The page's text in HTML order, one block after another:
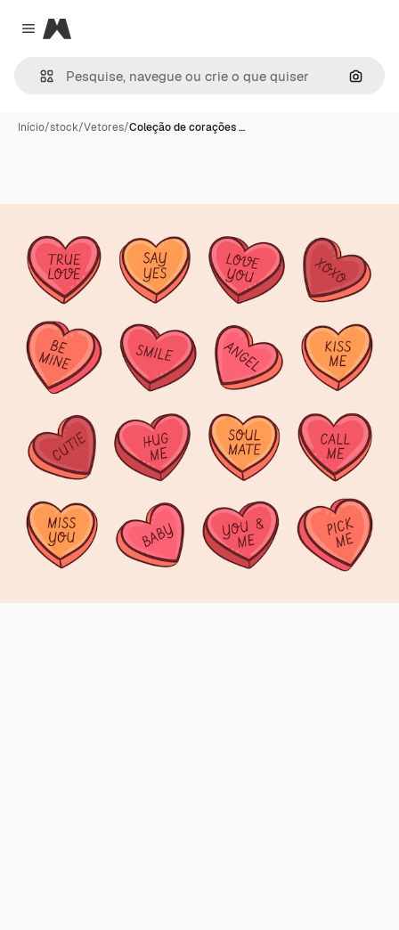
Close menu
Magnific
Início/stock/Vetores/Coleção de corações …